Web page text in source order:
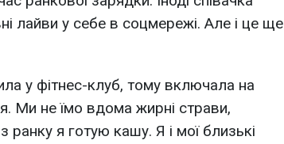
лайви у себе в соцмережі. Але і це ще
у фітнес-клуб, тому включала на
Ми не їмо вдома жирні страви,
ранку я готую кашу. Я і мої близькі